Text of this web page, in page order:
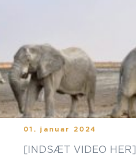
01. januar 2024
[INDSÆT VIDEO HER]